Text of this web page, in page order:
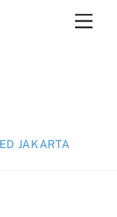
JAKARTA